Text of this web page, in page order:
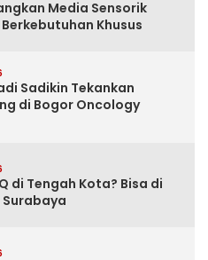
Media Sensorik
Khusus
Sadikin Tekankan
di Bogor Oncology
di Tengah Kota? Bisa di
Surabaya